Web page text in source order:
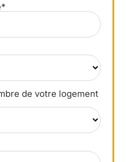
de votre logement